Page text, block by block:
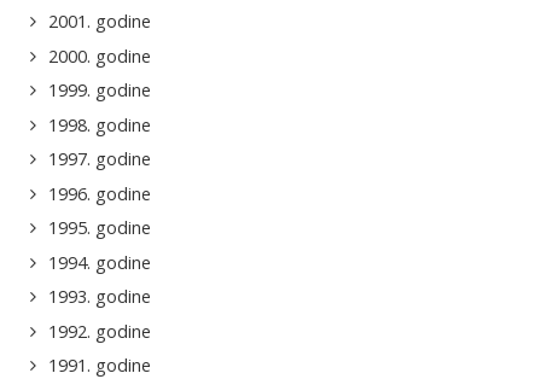
2001. godine
2000. godine
1999. godine
1998. godine
1997. godine
1996. godine
1995. godine
1994. godine
1993. godine
1992. godine
1991. godine